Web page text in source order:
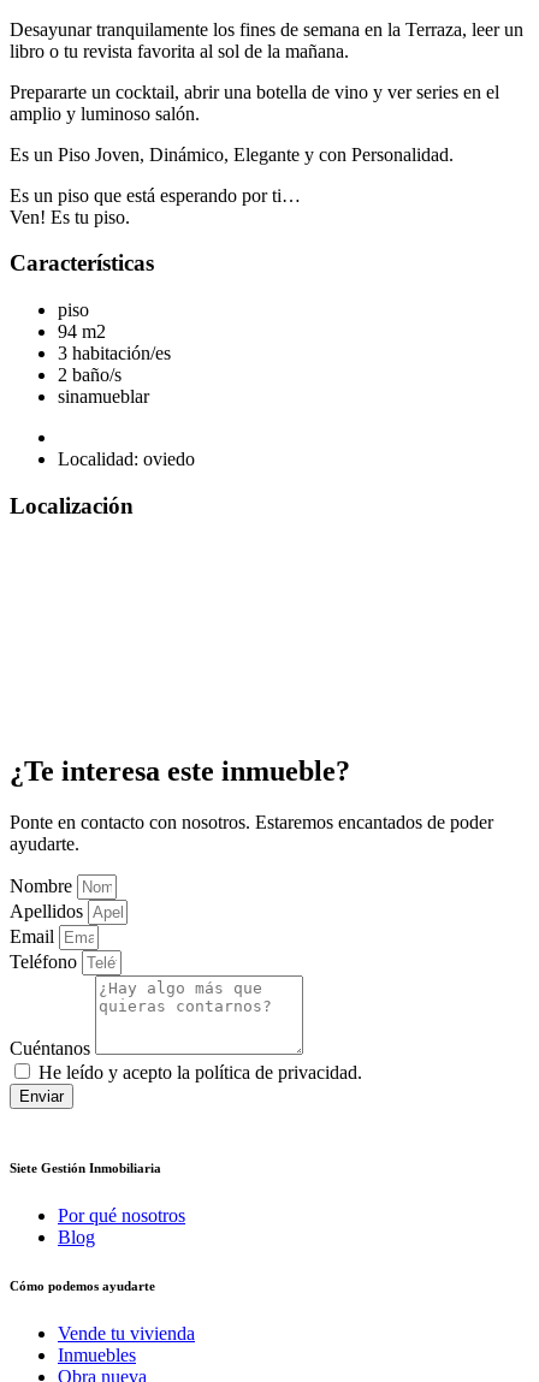
Desayunar tranquilamente los fines de semana en la Terraza, leer un
libro o tu revista favorita al sol de la mañana.
Prepararte un cocktail, abrir una botella de vino y ver series en el
amplio y luminoso salón.
Es un Piso Joven, Dinámico, Elegante y con Personalidad.
Es un piso que está esperando por ti…
Ven! Es tu piso.
Características
piso
94 m2
3 habitación/es
2 baño/s
sinamueblar
Localidad: oviedo
Localización
¿Te interesa este inmueble?
Ponte en contacto con nosotros. Estaremos encantados de poder
ayudarte.
Nombre
Apellidos
Email
Teléfono
Cuéntanos
He leído y acepto la política de privacidad.
Enviar
Siete Gestión Inmobiliaria
Por qué nosotros
Blog
Cómo podemos ayudarte
Vende tu vivienda
Inmuebles
Obra nueva